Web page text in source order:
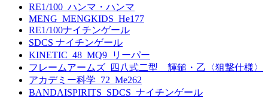
RE1/100_ハンマ・ハンマ
MENG_MENGKIDS_He177
RE1/100ナイチンゲール
SDCS ナイチンゲール
KINETIC_48_MQ9_リーパー
フレームアームズ_四八式二型 輝鎚・乙〈狙撃仕様〉
アカデミー科学_72_Me262
BANDAISPIRITS_SDCS_ナイチンゲール